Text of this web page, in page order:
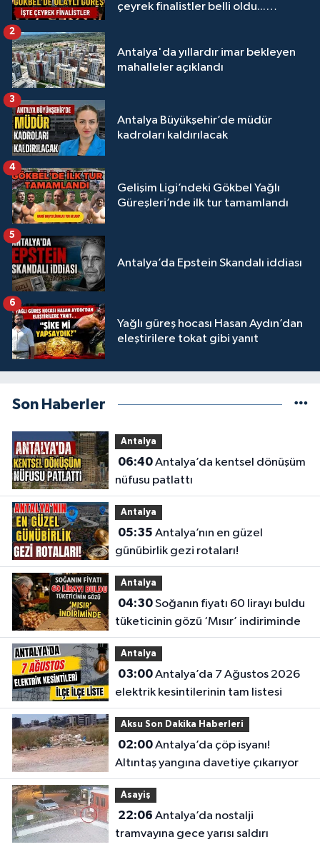
çeyrek finalistler belli oldu...
Antalya'da yıllardır imar bekleyen
mahalleler açıklandı
2
Antalya Büyükşehir’de müdür
kadroları kaldırılacak
3
Gelişim Ligi’ndeki Gökbel Yağlı
Güreşleri’nde ilk tur tamamlandı
4
Antalya’da Epstein Skandalı iddiası
5
Yağlı güreş hocası Hasan Aydın’dan
eleştirilere tokat gibi yanıt
6
Son Haberler
Antalya
06:40Antalya’da kentsel dönüşüm
nüfusu patlattı
Antalya
05:35
günübirlik gezi rotaları!
Antalya
04:30Soğanın fiyatı 60 lirayı buldu
tüketicinin gözü ‘Mısır’ indiriminde
Antalya
03:00Antalya’da 7 Ağustos 2026
elektrik kesintilerinin tam listesi
Aksu Son Dakika Haberleri
02:00Antalya’da çöp isyanı!
Altıntaş yangına davetiye çıkarıyor
Asayiş
22:06
tramvayına gece yarısı saldırı